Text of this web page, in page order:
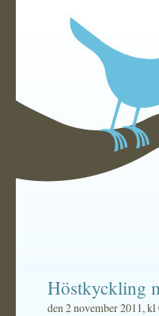
Höstkyckling
den 2 november 2011, kl